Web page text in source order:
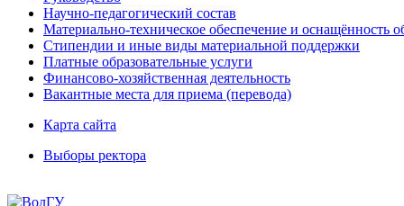
Научно-педагогический состав
Материально-техническое обеспечение и оснащённость
Стипендии и иные виды материальной поддержки
Платные образовательные услуги
Финансово-хозяйственная деятельность
Вакантные места для приема (перевода)
Карта сайта
Выборы ректора